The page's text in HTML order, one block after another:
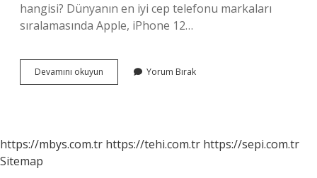
hangisi? Dünyanın en iyi cep telefonu markaları
sıralamasında Apple, iPhone 12…
Devamını okuyun
Sırada
Yorum Bırak
https://mbys.com.tr https://tehi.com.tr https://sepi.com.tr
Sitemap